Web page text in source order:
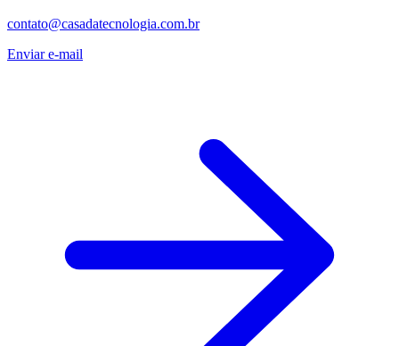
contato@casadatecnologia.com.br
Enviar e-mail